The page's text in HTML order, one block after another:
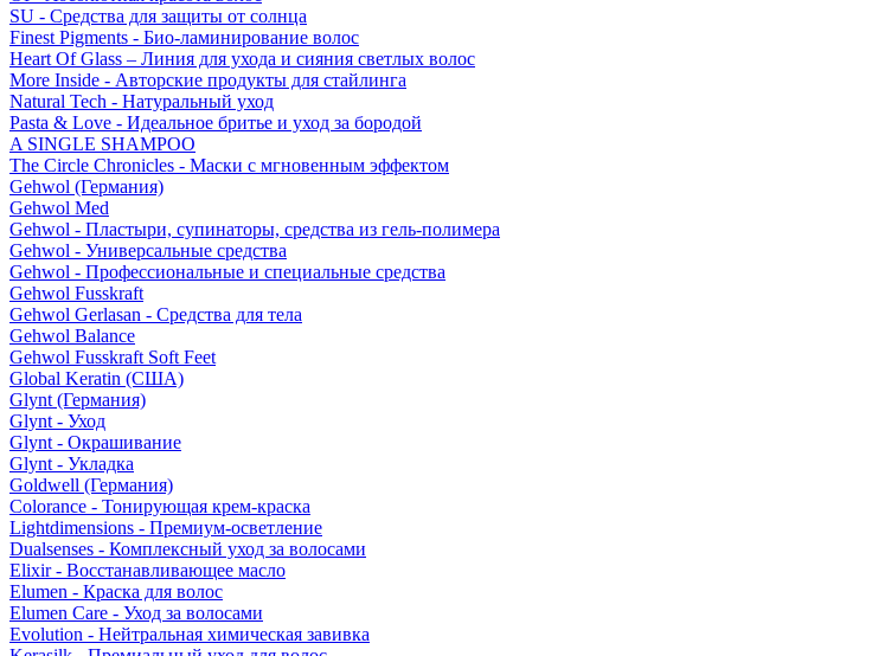
SU - Средства для защиты от солнца
Finest Pigments - Био-ламинирование волос
Heart Of Glass – Линия для ухода и сияния светлых волос
More Inside - Авторские продукты для стайлинга
Natural Tech - Натуральный уход
Pasta & Love - Идеальное бритье и уход за бородой
A SINGLE SHAMPOO
The Circle Chronicles - Маски с мгновенным эффектом
Gehwol (Германия)
Gehwol Med
Gehwol - Пластыри, супинаторы, средства из гель-полимера
Gehwol - Универсальные средства
Gehwol - Профессиональные и специальные средства
Gehwol Fusskraft
Gehwol Gerlasan - Средства для тела
Gehwol Balance
Gehwol Fusskraft Soft Feet
Global Keratin (США)
Glynt (Германия)
Glynt - Уход
Glynt - Окрашивание
Glynt - Укладка
Goldwell (Германия)
Colorance - Тонирующая крем-краска
Lightdimensions - Премиум-осветление
Dualsenses - Комплексный уход за волосами
Elixir - Восстанавливающее масло
Elumen - Краска для волос
Elumen Care - Уход за волосами
Evolution - Нейтральная химическая завивка